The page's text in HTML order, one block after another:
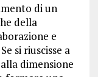
di un
della
e
si riuscisse a
dimensione